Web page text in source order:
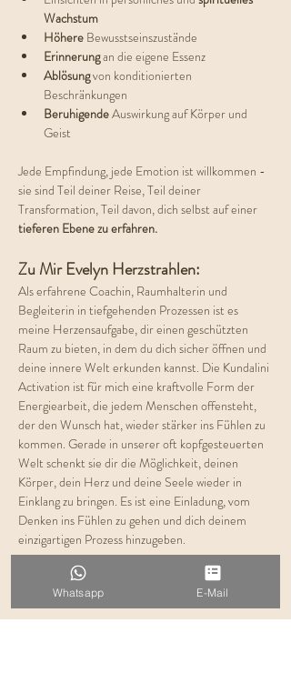
Wachstum
Höhere Bewusstseinszustände
Erinnerung an die eigene Essenz
Ablösung von konditionierten
Beschränkungen
Beruhigende Auswirkung auf Körper und
Geist
Jede Empfindung, jede Emotion ist willkommen -
sie sind Teil deiner Reise, Teil deiner
Transformation, Teil davon, dich selbst auf einer
tieferen Ebene zu erfahren.
Zu Mir Evelyn Herzstrahlen:
Als erfahrene Coachin, Raumhalterin und
Begleiterin in tiefgehenden Prozessen ist es
meine Herzensaufgabe, dir einen geschützten
Raum zu bieten, in dem du dich sicher öffnen und
deine innere Welt erkunden kannst. Die Kundalini
Activation ist für mich eine kraftvolle Form der
Energiearbeit, die jedem Menschen offensteht,
der den Wunsch hat, wieder stärker ins Fühlen zu
kommen. Gerade in unserer oft kopfgesteuerten
Welt schenkt sie dir die Möglichkeit, deinen
Körper, dein Herz und deine Seele wieder in
Einklang zu bringen. Es ist eine Einladung, vom
Denken ins Fühlen zu gehen und dich deinem
einzigartigen Prozess hinzugeben.
ca. 2 Std.
Kosten: € 75,-
Whatsapp E-Mail